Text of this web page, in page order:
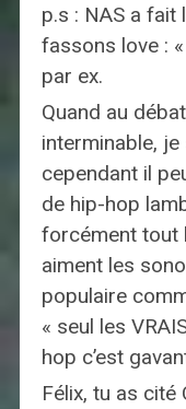
p.s : NAS a fait
fassons love :
par ex.
Quand au
interminable,
cependant il
de hip-hop
forcément tout
aiment les
populaire
« seul les
hop c’est
Félix, tu as cité